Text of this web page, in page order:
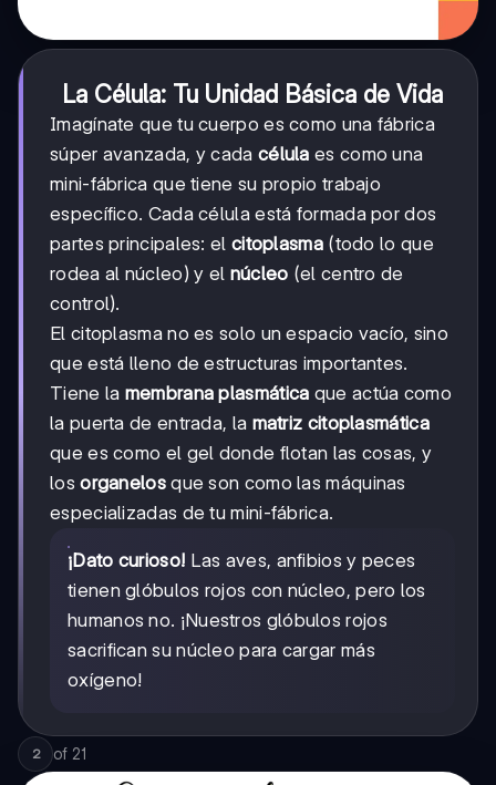
La Célula: Tu Unidad Básica de Vida
Imagínate que tu cuerpo es como una fábrica
súper avanzada, y cada célula es como una
mini-fábrica que tiene su propio trabajo
específico. Cada célula está formada por dos
partes principales: el citoplasma(todo lo que
rodea al núcleo) y el núcleo (el centro de
control).
El citoplasma no es solo un espacio vacío, sino
que está lleno de estructuras importantes.
Tiene la membrana plasmática que actúa como
la puerta de entrada, la matriz citoplasmática
que es como el gel donde flotan las cosas, y
losorganelosque son como las máquinas
especializadas de tu mini-fábrica.
¡Dato curioso! Las aves, anfibios y peces
tienen glóbulos rojos con núcleo, pero los
humanos no. ¡Nuestros glóbulos rojos
sacrifican su núcleo para cargar más
oxígeno!
2 of 21